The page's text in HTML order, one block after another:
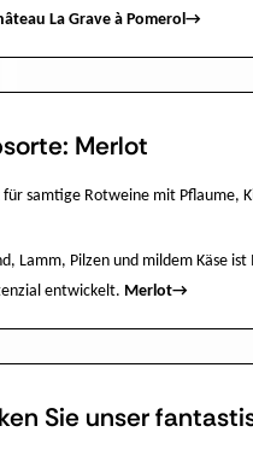
La Grave à Pomerol →
Merlot
samtige Rotweine mit Pflaume,
Lamm, Pilzen und mildem Käse
entwickelt. Merlot→
Sie unser